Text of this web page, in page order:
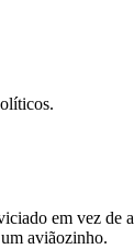
em vez de
aviãozinho.